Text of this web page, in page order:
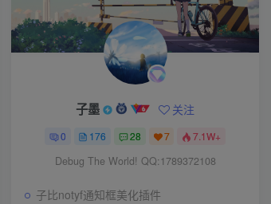
子墨 关注
0 176 28 7 7.1W+
Debug The World! QQ:1789372108
子比notyf通知框美化插件